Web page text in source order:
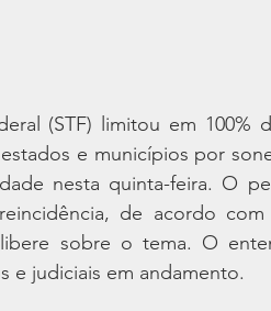
(STF) limitou em
e municípios por
nesta quinta-feira. O
de acordo
sobre o tema. O
e judiciais em andamento.